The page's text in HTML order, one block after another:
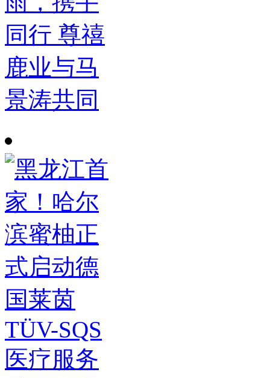
同行 尊禧
鹿业与马
景涛共同